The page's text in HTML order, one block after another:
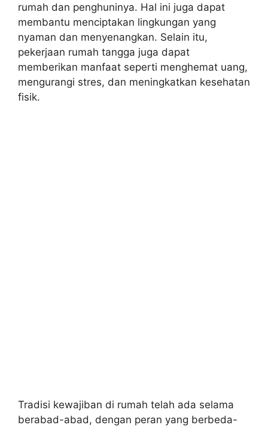
rumah dan penghuninya. Hal ini juga dapat
membantu menciptakan lingkungan yang
nyaman dan menyenangkan. Selain itu,
pekerjaan rumah tangga juga dapat
memberikan manfaat seperti menghemat uang,
mengurangi stres, dan meningkatkan kesehatan
fisik.
Tradisi kewajiban di rumah telah ada selama
berabad-abad, dengan peran yang berbeda-